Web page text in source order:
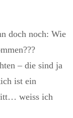
doch noch: Wie
– die sind ja
ist ein
weiss ich